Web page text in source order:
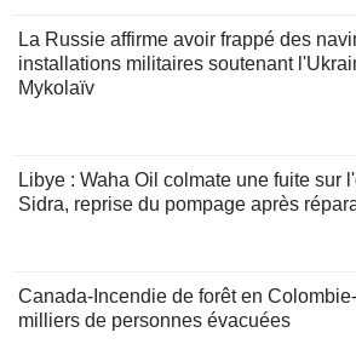
La Russie affirme avoir frappé des
installations militaires soutenant
Mykolaïv
Libye : Waha Oil colmate une fuite sur
Sidra, reprise du pompage après
Canada-Incendie de forêt en
milliers de personnes évacuées